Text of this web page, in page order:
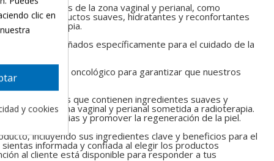
delicados de la zona vaginal y perianal, como
ofrecerte productos suaves, hidratantes y reconfortantes
de radioterapia.
diseñados específicamente para el cuidado de la
el tratamiento oncológico para garantizar que nuestros
calmantes que contienen ingredientes suaves y
la piel en la zona vaginal y perianal sometida a radioterapia.
las molestias y promover la regeneración de la piel.
incluyendo sus ingredientes clave y beneficios para el
informada y confiada al elegir los productos
al cliente está disponible para responder a tus
clic en
y cookies